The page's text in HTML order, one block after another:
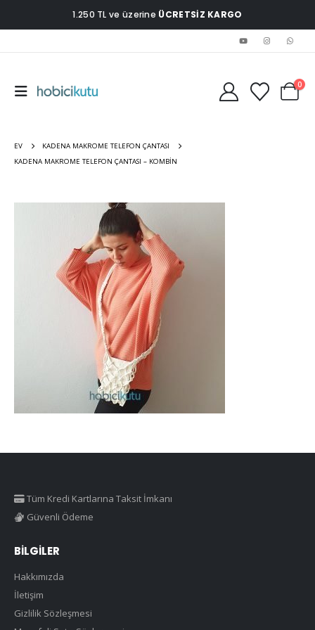
1.250 TL ve üzerine ÜCRETSİZ KARGO
0
EV
KADENA MAKROME TELEFON ÇANTASI
KADENA MAKROME TELEFON ÇANTASI – KOMBIN
Tüm Kredi Kartlarına Taksit İmkanı
Güvenli Ödeme
BILGILER
Hakkımızda
İletişim
Gizlilik Sözleşmesi